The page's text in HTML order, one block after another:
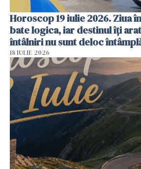
Horoscop 19 iulie 2026. Ziua
bate logica, iar destinul îți
întâlniri nu sunt deloc
18 IULIE 2026